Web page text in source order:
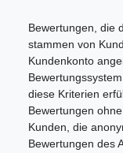
Bewertungen, die
stammen von
Kundenkonto
diese Kriterien
Bewertungen
Kunden, die
Bewertungen des